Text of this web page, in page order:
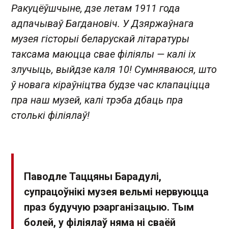
Ракуцёўшчыне, дзе летам 1911 года
адпачываў Багдановіч. У Дзяржаўнага
музея гісторыі беларускай літаратуры
таксама маюцца свае філіялы — калі іх
злучыць, выйдзе каля 10! Сумняваюся, што
ў новага кіраўніцтва будзе час клапаціцца
пра наш музей, калі трэба дбаць пра
столькі філіялаў!
Паводле Таццяны Барадулі,
супрацоўнікі музея вельмі нервуюцца
праз будучую рэарганізацыю. Тым
болей, у філіялаў няма ні сваёй